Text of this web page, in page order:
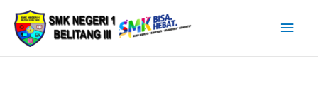
Lewati
konten